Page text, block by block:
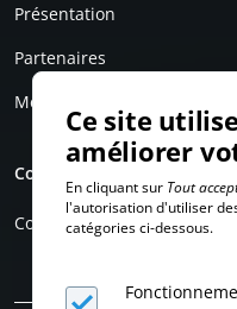
Présentation
Partenaires
Mentions légales
Compte personnel
Connexion
Ce site
améliorer
En cliquant sur Tout
l'autorisation d'utiliser
catégories ci-dessous.